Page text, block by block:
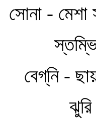
সোনা - মেশা
স্তম্ভিত
বেগ্‌নি -
ঝুরি -